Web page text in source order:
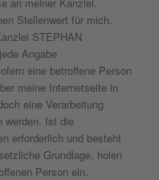
Stellenwert für mich.
STEPHAN
Angabe
eine betroffene Person
meine Internetseite in
eine Verarbeitung
werden. Ist die
erforderlich und besteht
Grundlage, holen
Person ein.